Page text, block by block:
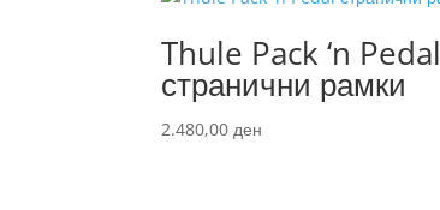
Thule Pack ‘n Pedal
странични рамки
2.480,00ден